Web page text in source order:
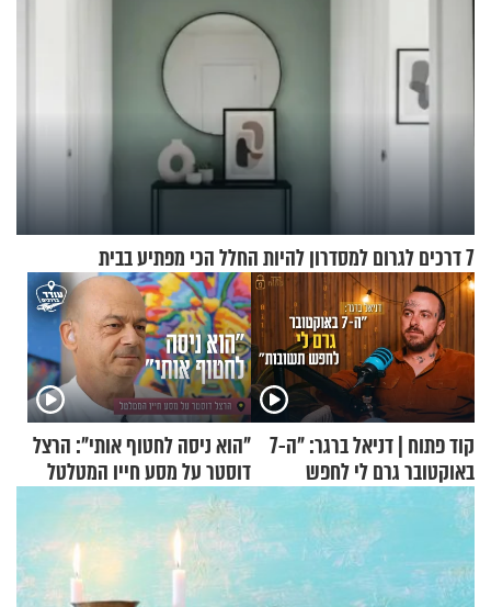
7 דרכים לגרום למסדרון להיות החלל הכי מפתיע בבית
קוד פתוח | דניאל ברגר: "ה-7
באוקטובר גרם לי לחפש
תשובות"
"הוא ניסה לחטוף אותי": הרצל
דוסטר על מסע חייו המטלטל